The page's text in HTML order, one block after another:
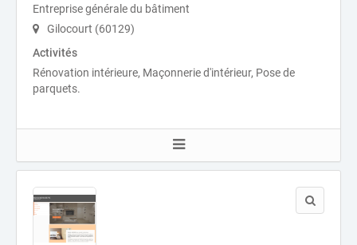
Entreprise générale du bâtiment
Gilocourt (60129)
Activités
Rénovation intérieure, Maçonnerie d'intérieur, Pose de
parquets.